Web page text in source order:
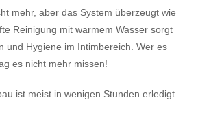
mehr, aber das System überzeugt wie
Reinigung mit warmem Wasser sorgt
und Hygiene im Intimbereich. Wer es
es nicht mehr missen!
ist meist in wenigen Stunden erledigt.